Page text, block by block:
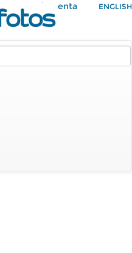
Mi Cuenta ENGLISH